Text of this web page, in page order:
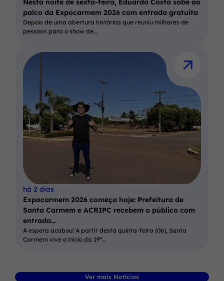
Nesta noite de sexta-feira, Eduardo Costa sobe ao
palco da Expocarmem 2026 com entrada gratuita
Depois de uma abertura histórica que reuniu milhares de
pessoas para o show de…
há 2 dias
Expocarmem 2026 começa hoje: Prefeitura de
Santa Carmem e ACRIPC recebem o público com
entrada…
A espera acabou! A partir desta quinta-feira (06), Santa
Carmem vive o início da 19ª…
Ver mais Notícias